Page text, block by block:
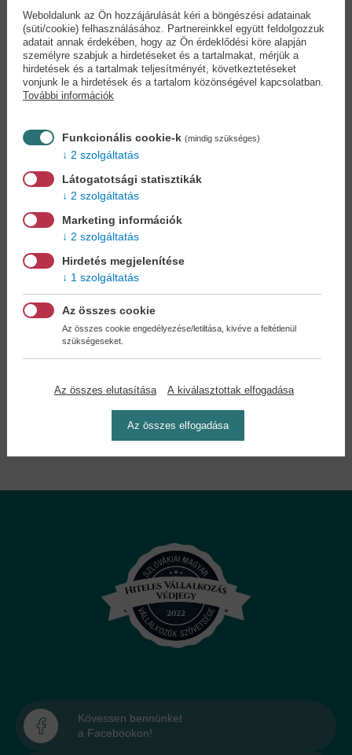
Cookies
Miért regisztráljon az oldalunkon?
Könyvet keres?
könyve beszerzését!Könyvkereső-szolgálat
Otthonában, kényelmesen
könyvet - tumultus nélkül!
Kedvezmények, nyereményjátékok,
Ön is!
Alegelőnyösebb postaköltséggel
Könyvklubbal szemben NINCS -
Kövessen bennünket
a Facebookon!
Weboldalunk az Ön hozzájárulását kéri a böngészési adatainak
(süti/cookie) felhasználásához. Partnereinkkel együtt feldolgozzuk
adatait annak érdekében, hogy az Ön érdeklődési köre alapján
személyre szabjuk a hirdetéseket és a tartalmakat, mérjük a
hirdetések és a tartalmak teljesítményét, következtetéseket
vonjunk le a hirdetések és a tartalom közönségével kapcsolatban.
További információk
Funkcionális cookie-k (mindig szükséges)
2 szolgáltatás
Látogatotsági statisztikák
2 szolgáltatás
Marketing információk
2 szolgáltatás
Hirdetés megjelenítése
1 szolgáltatás
Az összes cookie
Az összes cookie engedélyezése/letiltása, kivéve a feltétlenül
szükségeseket.
Az összes elutasítása A kiválasztottak elfogadása
Az összes elfogadása